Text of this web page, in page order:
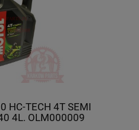
HC-TECH 4T SEMI
4L. OLM000009